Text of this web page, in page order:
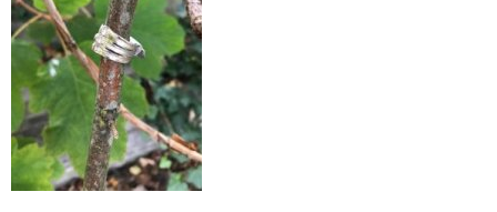
schoenen
handtassen en portefeuilles
leuke hebbedingen en kaartjes
voor de kleintjes